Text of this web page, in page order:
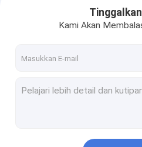
Bagian Pembubutan CNC
Bagian Pemotongan Laser
Kami Akan